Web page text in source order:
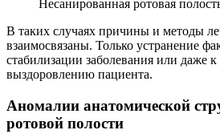
Несанированная ротовая
В таких случаях причины и методы
взаимосвязаны. Только устранение
стабилизации заболевания или даже
выздоровлению пациента.
Аномалии анатомической
ротовой полости